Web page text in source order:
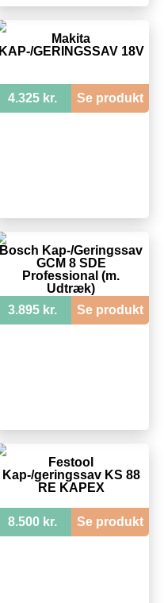
Makita
KAP-/GERINGSSAV 18V
4.325 kr. Se produkt
Bosch Kap-/Geringssav
GCM 8 SDE
Professional (m.
Udtræk)
3.895 kr.
Se produkt
Festool
Kap-/geringssav KS 88
RE KAPEX
8.500 kr. Se produkt